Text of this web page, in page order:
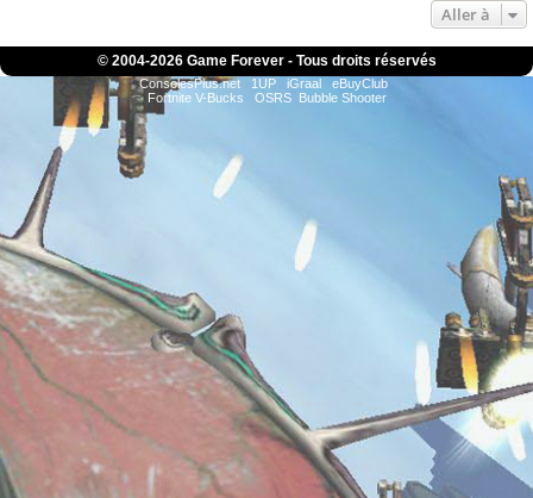
Aller à
© 2004-2026 Game Forever - Tous droits réservés
ConsolesPlus.net 1UP iGraal
eBuyClub
Fortnite V-Bucks
OSRS Bubble Shooter